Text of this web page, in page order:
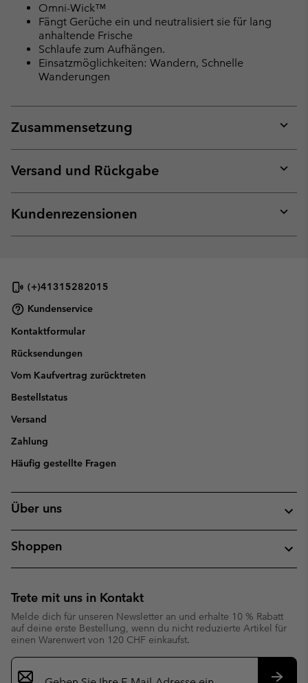
Omni-Wick™
Fängt Gerüche ein und neutralisiert sie für lang
anhaltende Frische
Schlaufe zum Aufhängen.
Einsatzmöglichkeiten: Wandern, Schnelle
Wanderungen
Zusammensetzung
or
Versand und Rückgabe
or
Kundenrezensionen
or
(+)41315282015
Kundenservice
Kontaktformular
Rücksendungen
Vom Kaufvertrag zurücktreten
Bestellstatus
Versand
Zahlung
Häufig gestellte Fragen
Über uns
Shoppen
Trete mit uns in Kontakt
Melde dich für unseren Newsletter an und erhalte 10 % Rabatt
auf deine erste Bestellung, wenn du nicht reduzierte Artikel für
einen Warenwert von 120 CHF einkaufst.
Newsletter-
Anmeldung